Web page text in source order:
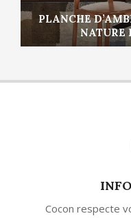
PLANCHE
NATURE
Cocon respecte